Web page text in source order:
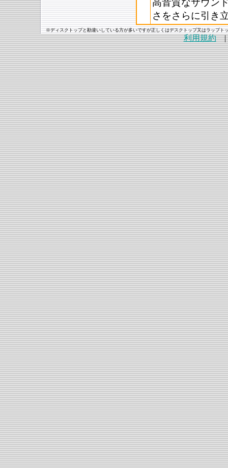
高音質なサウン
さをさらに引き
※ディスクトップと勘違いしている方が多いですが正しくはデスクトップ又はラップト
利用規約